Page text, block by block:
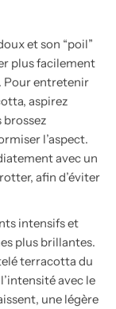
et son “poil”
plus facilement
Pour entretenir
aspirez
brossez
l’aspect.
avec un
afin d’éviter
intensifs et
plus brillantes.
terracotta du
avec le
une légère